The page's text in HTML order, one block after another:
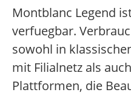
Montblanc Legend
verfuegbar.
sowohl in
mit Filialnetz als
Plattformen, die